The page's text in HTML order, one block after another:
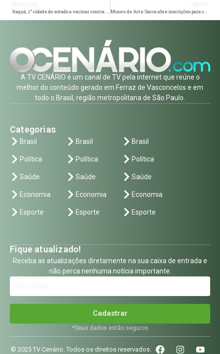
Itaquá, 1° cidade do estado a vacinar contra a dengue, aplica 1,3 mil doses na primeira semana de campanha Museu de Arte Sacra abre inscrições para concurso fotográfico em homenagem a SP
A TV CENÁRIO é um canal de TV pela internet que reúne o
melhor do conteúdo gerado em Ferraz de Vasconcelos e em
todo o Brasil, região metropolitana de São Paulo.
Categorias
Brasil
Política
Saúde
Economia
Esporte
Brasil
Política
Saúde
Economia
Esporte
Brasil
Política
Saúde
Economia
Esporte
Fique atualizado!
Receba as atualizações diretamente na sua caixa de entrada e
não perca nenhuma notícia importante.
Cadastrar
*Seus dados estão seguros
© 2025 TV Cenário. Todos os direitos reservados.